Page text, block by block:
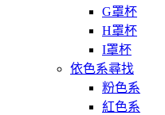
G罩杯
H罩杯
I罩杯
依色系尋找
粉色系
紅色系